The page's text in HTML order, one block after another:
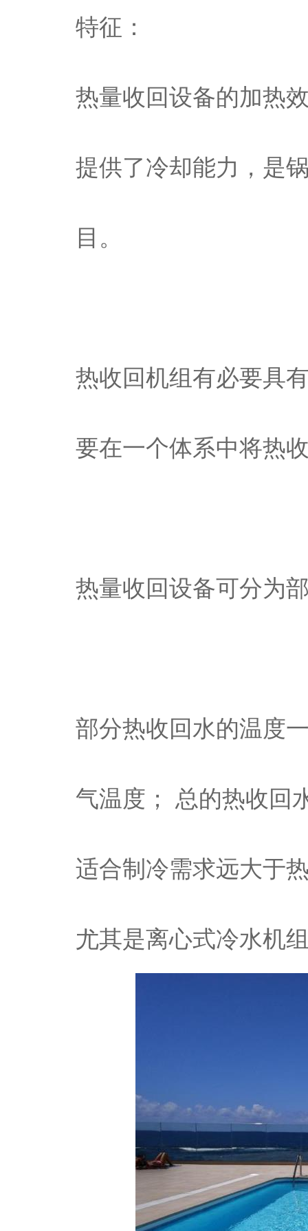
特征：
热量收回设备的加热
提供了冷却能力，是
目。
热收回机组有必要具
要在一个体系中将热
热量收回设备可分为
部分热收回水的温度
气温度； 总的热收回
适合制冷需求远大于
尤其是离心式冷水机